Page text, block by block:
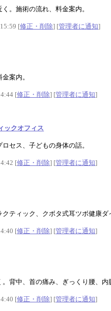
。施術の流れ、料金案内。
[修正・削除] [管理者に通知]
案内。
[修正・削除] [管理者に通知]
ックオフィス
セス、子どもの身体の話。
[修正・削除] [管理者に通知]
クティック、クボタ式耳ツボ健康
[修正・削除] [管理者に通知]
。背中、首の痛み、ぎっくり腰、
[修正・削除] [管理者に通知]